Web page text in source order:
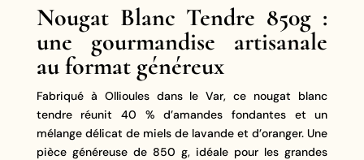
Nougat Blanc Tendre 850g :
une gourmandise artisanale
au format généreux
Fabriqué à Ollioules dans le Var, ce nougat blanc
tendre réunit 40 % d’amandes fondantes et un
mélange délicat de miels de lavande et d’oranger. Une
pièce généreuse de 850 g, idéale pour les grandes